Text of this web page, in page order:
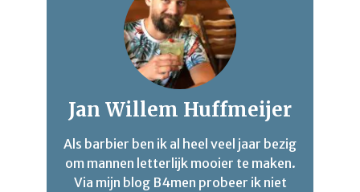
Jan Willem Huffmeijer
Als barbier ben ik al heel veel jaar bezig
om mannen letterlijk mooier te maken.
Via mijn blog B4men probeer ik niet